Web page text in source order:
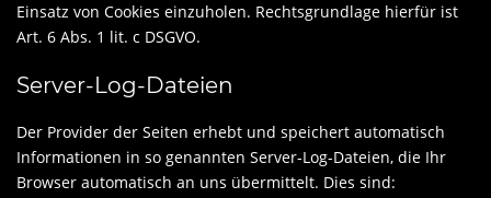
Einsatz von Cookies einzuholen. Rechtsgrundlage hierfür ist
Art. 6 Abs. 1 lit. c DSGVO.
Server-Log-Dateien
Der Provider der Seiten erhebt und speichert automatisch
Informationen in so genannten Server-Log-Dateien, die Ihr
Browser automatisch an uns übermittelt. Dies sind: